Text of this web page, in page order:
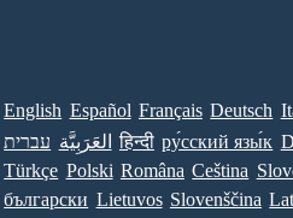
English Español Français Deutsch
עברית العَرَبِيَّة हिन्दी ру́сский язы́к
Türkçe Polski Româna Ceština
български Lietuvos Slovenščina